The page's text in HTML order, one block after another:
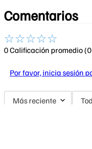
Comentarios
☆☆☆☆☆
0 Calificación promedio
Por favor, inicia sesión
Más reciente